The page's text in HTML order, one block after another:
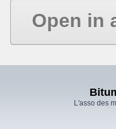
Open in
L'asso des